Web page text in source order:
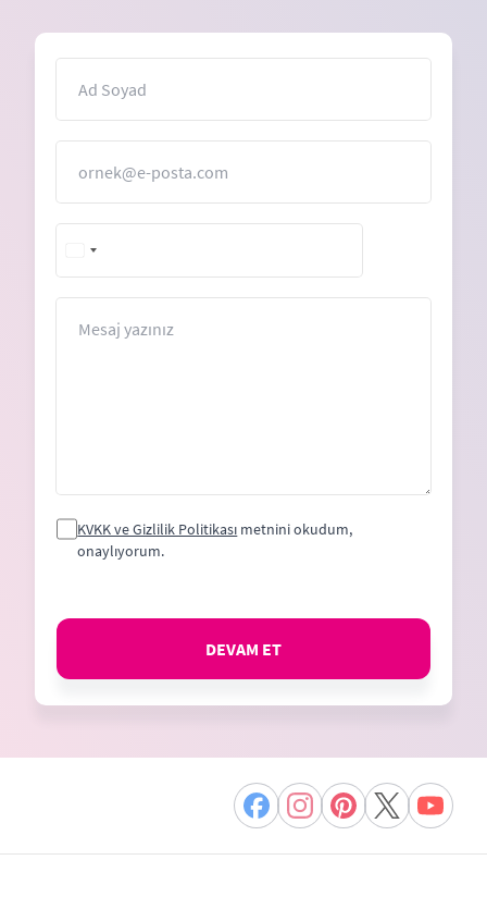
United
States
KVKK ve Gizlilik Politikası metnini okudum,
onaylıyorum.
DEVAM ET